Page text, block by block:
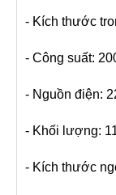
- Kích thước
- Công suất:
- Nguồn điện:
- Khối lượng:
- Kích thước